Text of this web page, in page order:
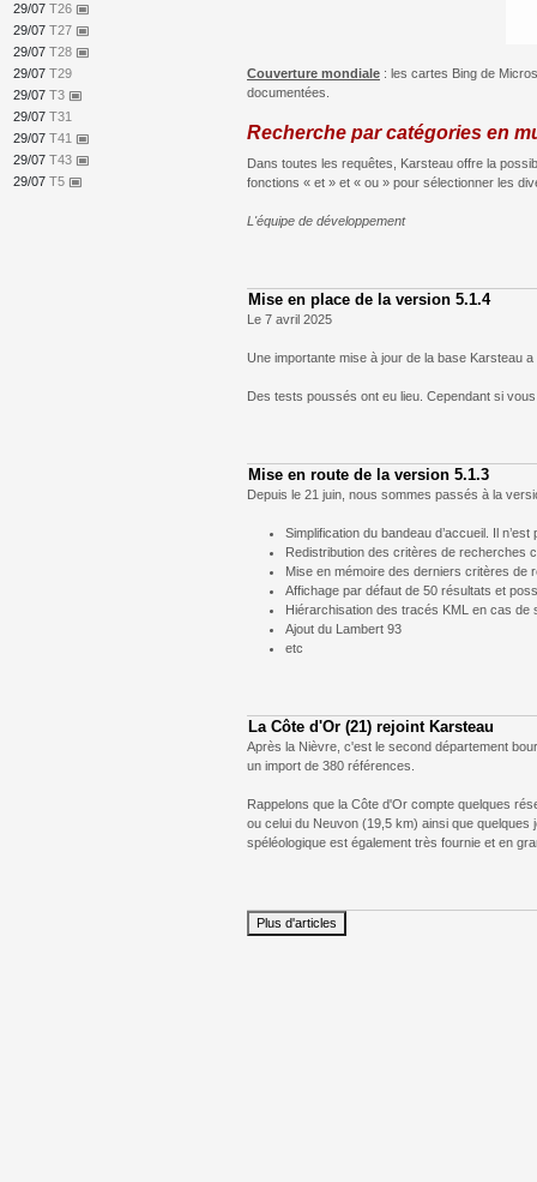
29/07 T26 capture
29/07 T27 capture
29/07 T28 capture
29/07 T29
29/07 T3 capture
29/07 T31
29/07 T41 capture
29/07 T43 capture
29/07 T5 capture
Couverture mondiale : les cartes Bing de
documentées.
Recherche par catégories en
Dans toutes les requêtes, Karsteau offre la
fonctions « et » et « ou » pour sélectionner les
L'équipe de développement
Mise en place de la version 5.1.4
Le 7 avril 2025
Une importante mise à jour de la base Karsteau
Des tests poussés ont eu lieu. Cependant si
Mise en route de la version 5.1.3
Depuis le 21 juin, nous sommes passés à la
Simplification du bandeau d’accueil. Il
Redistribution des critères de recherches
Mise en mémoire des derniers critères de
Affichage par défaut de 50 résultats et
Hiérarchisation des tracés KML en cas de
Ajout du Lambert 93
etc
La Côte d'Or (21) rejoint Karsteau
Après la Nièvre, c'est le second département
un import de 380 références.
Rappelons que la Côte d'Or compte quelques
ou celui du Neuvon (19,5 km) ainsi que
spéléologique est également très fournie et en
Plus d'articles